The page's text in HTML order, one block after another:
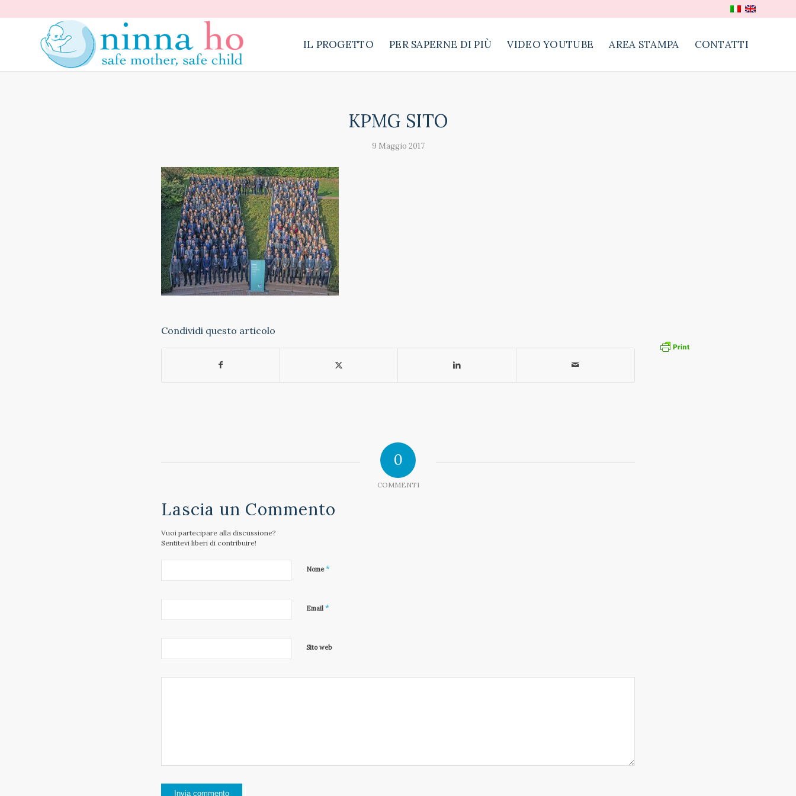
IL PROGETTO PER SAPERNE DI PIÙ VIDEO YOUTUBE AREA STAMPA CONTATTI
KPMG SITO
9 Maggio 2017
Condividi questo articolo
0
COMMENTI
Lascia un Commento
Vuoi partecipare alla discussione?
Sentitevi liberi di contribuire!
Nome*
Email *
Sito web